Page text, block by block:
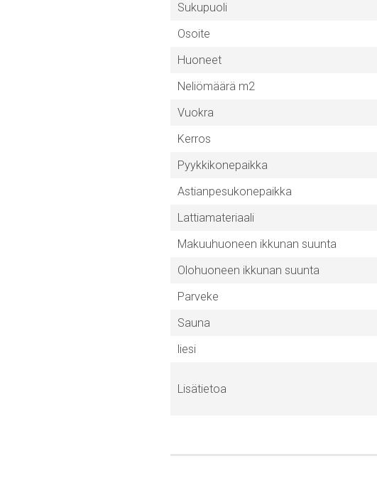
Sukupuoli
Osoite
Huoneet
Neliömäärä m2
Vuokra
Kerros
Pyykkikonepaikka
Astianpesukonepaikka
Lattiamateriaali
Makuuhuoneen ikkunan suunta
Olohuoneen ikkunan suunta
Parveke
Sauna
liesi
Lisätietoa